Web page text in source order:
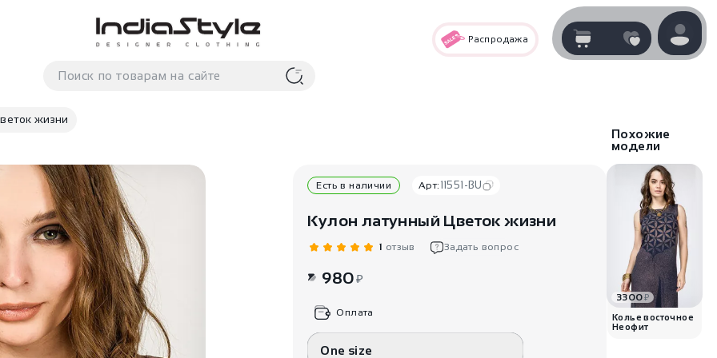
Распродажа
жизни
Есть в наличии Арт: 11551-BU
Кулон латунный Цветок жизни
1 отзыв Задать вопрос
980₽
Оплата
One size
Похожие
модели
3300₽
Колье восточное
Неофит